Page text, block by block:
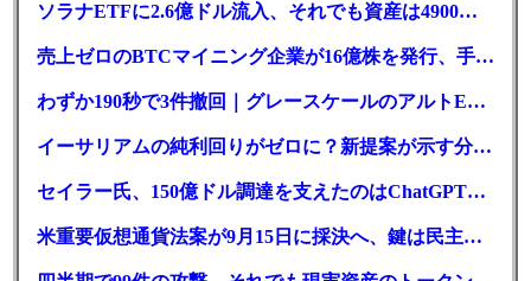
ソラナETFに2.6億ドル流入、それでも資産は4900万ドル減
売上ゼロのBTCマイニング企業が16億株を発行、手元現金は23万ドル
わずか190秒で3件撤回｜グレースケールのアルトETF戦略に変化か
イーサリアムの純利回りがゼロに？新提案が示す分岐点とは
セイラー氏、150億ドル調達を支えたのはChatGPT｜新型優先株
米重要仮想通貨法案が9月15日に採決へ、鍵は民主党7人の賛成票